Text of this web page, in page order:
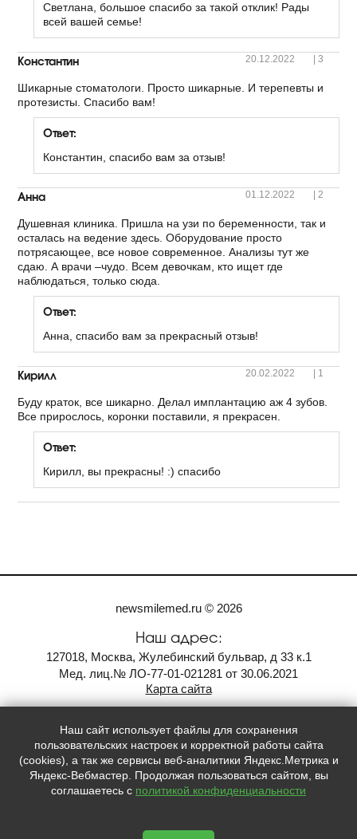
Светлана, большое спасибо за такой отклик! Рады
всей вашей семье!
Константин 20.12.2022 3
Шикарные стоматологи. Просто шикарные. И терепевты и
протезисты. Спасибо вам!
Ответ:
Константин, спасибо вам за отзыв!
Анна 01.12.2022 2
Душевная клиника. Пришла на узи по беременности, так и
осталась на ведение здесь. Оборудование просто
потрясающее, все новое современное. Анализы тут же
сдаю. А врачи –чудо. Всем девочкам, кто ищет где
наблюдаться, только сюда.
Ответ:
Анна, спасибо вам за прекрасный отзыв!
Кирилл 20.02.2022 1
Буду краток, все шикарно. Делал имплантацию аж 4 зубов.
Все прирослось, коронки поставили, я прекрасен.
Ответ:
Кирилл, вы прекрасны! :) спасибо
newsmilemed.ru © 2026
Наш адрес:
127018, Москва, Жулебинский бульвар, д 33 к.1
Мед. лиц.№ ЛО-77-01-021281 от 30.06.2021
Карта сайта
+7(985) 226-15-54
whatsapp
Наш сайт использует файлы для сохранения
пользовательских настроек и корректной работы сайта
(cookies), а так же сервисы веб-аналитики Яндекс.Метрика и
Яндекс-Вебмастер. Продолжая пользоваться сайтом, вы
соглашаетесь с политикой конфиденциальности